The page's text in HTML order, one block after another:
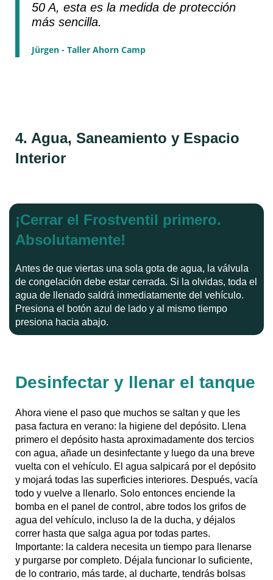
50 A, esta es la medida de protección
más sencilla.
Jürgen - Taller Ahorn Camp
4. Agua, Saneamiento y Espacio
Interior
¡Cerrar el Frostventil primero.
Absolutamente!
Antes de que viertas una sola gota de agua, la válvula
de congelación debe estar cerrada. Si la olvidas, toda el
agua de llenado saldrá inmediatamente del vehículo.
Presiona el botón azul de lado y al mismo tiempo
presiona hacia abajo.
Desinfectar y llenar el tanque
Ahora viene el paso que muchos se saltan y que les
pasa factura en verano: la higiene del depósito. Llena
primero el depósito hasta aproximadamente dos tercios
con agua, añade un desinfectante y luego da una breve
vuelta con el vehículo. El agua salpicará por el depósito
y mojará todas las superficies interiores. Después, vacía
todo y vuelve a llenarlo. Solo entonces enciende la
bomba en el panel de control, abre todos los grifos de
agua del vehículo, incluso la de la ducha, y déjalos
correr hasta que salga agua por todas partes.
Importante: la caldera necesita un tiempo para llenarse
y purgarse por completo. Déjala funcionar lo suficiente,
de lo contrario, más tarde, al ducharte, tendrás bolsas